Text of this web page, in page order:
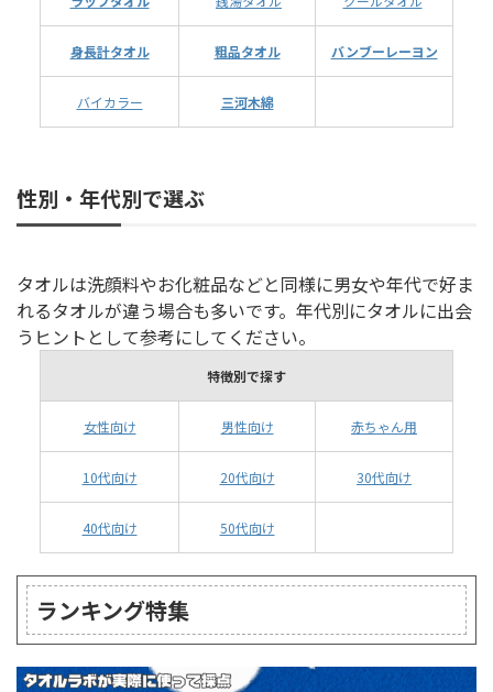
身長計タオル 粗品タオル バンブーレーヨン
バイカラー 三河木綿
性別・年代別で選ぶ
タオルは洗顔料やお化粧品などと同様に男女や年代で好ま
れるタオルが違う場合も多いです。年代別にタオルに出会
うヒントとして参考にしてください。
特徴別で探す
女性向け 男性向け 赤ちゃん用
10代向け 20代向け 30代向け
40代向け 50代向け
ランキング特集